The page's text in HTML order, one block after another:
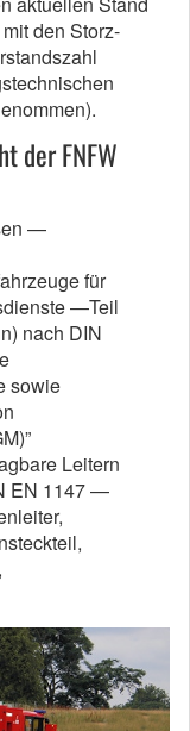
den Storz-
der FNFW
—
für
—Teil
nach DIN
sowie
Leitern
EN 1147 —